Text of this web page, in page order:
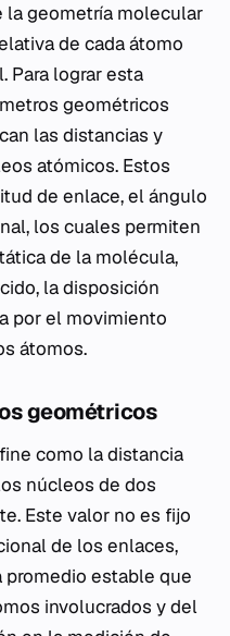
la geometría molecular
de cada átomo
Para lograr esta
geométricos
las distancias y
atómicos. Estos
de enlace, el ángulo
los cuales permiten
de la molécula,
la disposición
por el movimiento
átomos.
geométricos
como la distancia
núcleos de dos
Este valor no es fijo
de los enlaces,
promedio estable que
involucrados y del